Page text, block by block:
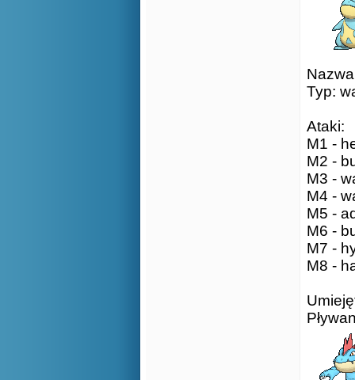
Typ:
Ataki:
M1 -
M2 -
M3 -
M4 -
M5 -
M6 -
M7 -
M8 -